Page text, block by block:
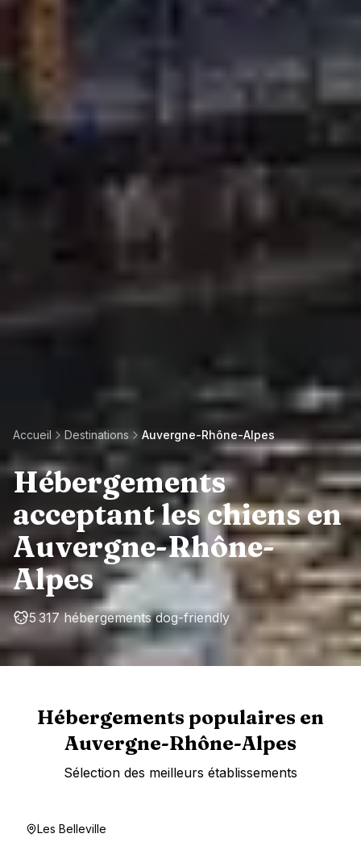
Accueil Destinations Auvergne-Rhône-Alpes
Hébergements
acceptant les chiens en
Auvergne-Rhône-
Alpes
5 317 hébergements dog-friendly
Hébergements populaires en
Auvergne-Rhône-Alpes
Sélection des meilleurs établissements
Dog-friendly
Les Belleville